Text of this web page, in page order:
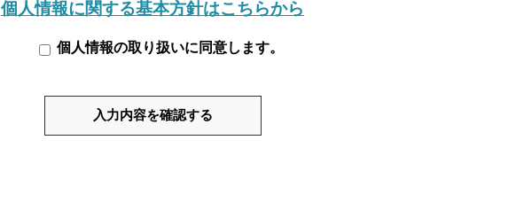
個人情報に関する基本方針はこちらから
個人情報の取り扱いに同意します。